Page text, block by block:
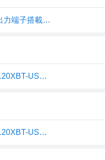
オーディオテクニカ レコードプレーヤー ダイレクトドライブ Bluetooth 有線 USB出力端子搭載 フォノイコライザ内蔵 AT-LP120XBT-USB
★audio-technica / オーディオテクニカ ターンテーブル レコードプレーヤー AT-LP120XBT-USB【送料無料】
★audio-technica / オーディオテクニカ ターンテーブル レコードプレーヤー AT-LP120XBT-USB【送料無料】